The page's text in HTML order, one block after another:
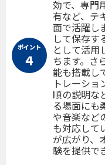
ポイント
４
効で、専門
有など、テ
面で活躍し
して保存す
として活用
ちます。さ
能も搭載し
トレーシ
順の説明な
る場面にも
や音楽など
も対応して
が広がり、
験を提供で